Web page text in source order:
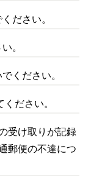
ださい。
。
ください。
ださい。
受け取りが記録
郵便の不達につ